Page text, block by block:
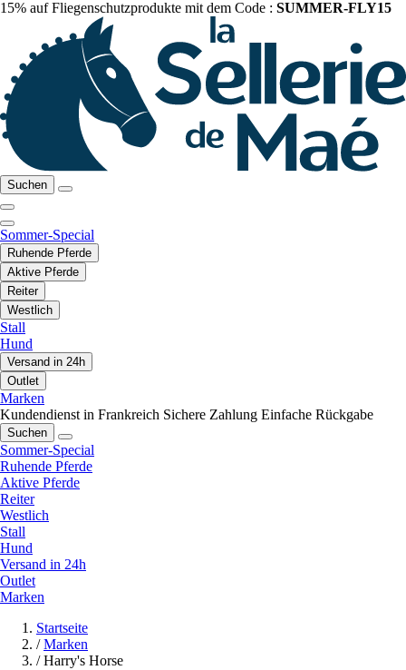
15% auf Fliegenschutzprodukte mit dem Code : SUMMER-FLY15
Suchen
Sommer-Special
Ruhende Pferde
Aktive Pferde
Reiter
Westlich
Stall
Hund
Versand in 24h
Outlet
Marken
Kundendienst in Frankreich Sichere Zahlung Einfache Rückgabe
Suchen
Sommer-Special
Ruhende Pferde
Aktive Pferde
Reiter
Westlich
Stall
Hund
Versand in 24h
Outlet
Marken
Startseite
/ Marken
/ Harry's Horse